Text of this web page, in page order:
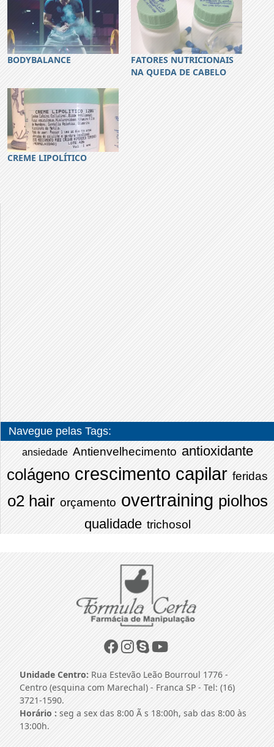
BODYBALANCE
FATORES NUTRICIONAIS
NA QUEDA DE CABELO
CREME LIPOLÍTICO
Navegue pelas Tags:
ansiedade Antienvelhecimento antioxidante
colágeno crescimento capilar feridas
o2 hair orçamento overtraining piolhos
qualidade trichosol
Unidade Centro: Rua Estevão Leão Bourroul 1776 -
Centro (esquina com Marechal) - Franca SP - Tel: (16)
3721-1590.
Horário : seg a sex das 8:00 Ã s 18:00h, sab das 8:00 às
13:00h.